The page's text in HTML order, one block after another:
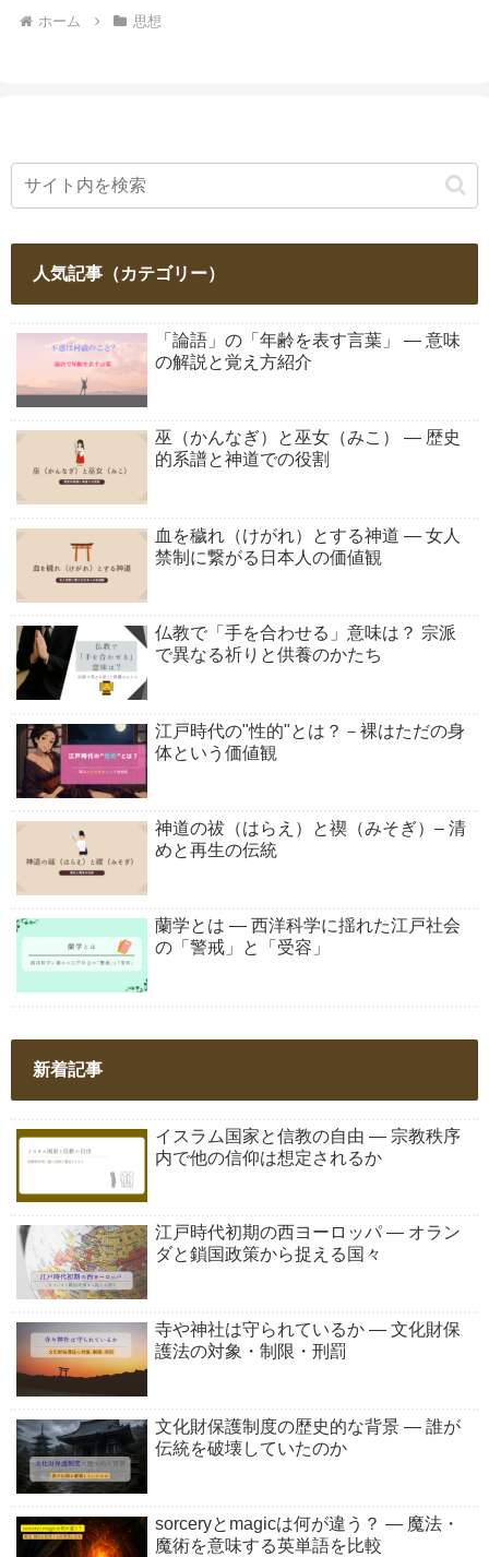
ホーム 思想
人気記事（カテゴリー）
「論語」の「年齢を表す言葉」 ― 意味
の解説と覚え方紹介
巫（かんなぎ）と巫女（みこ） ― 歴史
的系譜と神道での役割
血を穢れ（けがれ）とする神道 ― 女人
禁制に繋がる日本人の価値観
仏教で「手を合わせる」意味は？ 宗派
で異なる祈りと供養のかたち
江戸時代の"性的"とは？－裸はただの身
体という価値観
神道の祓（はらえ）と禊（みそぎ）– 清
めと再生の伝統
蘭学とは ― 西洋科学に揺れた江戸社会
の「警戒」と「受容」
新着記事
イスラム国家と信教の自由 ― 宗教秩序
内で他の信仰は想定されるか
江戸時代初期の西ヨーロッパ ― オラン
ダと鎖国政策から捉える国々
寺や神社は守られているか ― 文化財保
護法の対象・制限・刑罰
文化財保護制度の歴史的な背景 ― 誰が
伝統を破壊していたのか
sorceryとmagicは何が違う？ ― 魔法・
魔術を意味する英単語を比較